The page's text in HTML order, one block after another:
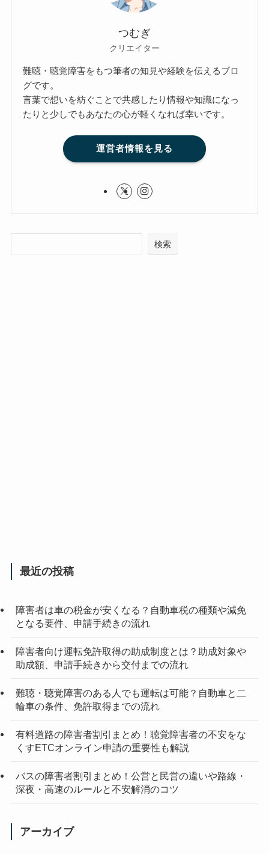
つむぎ
クリエイター
難聴・聴覚障害をもつ筆者の知見や経験を伝えるブロ
グです。
言葉で想いを紡ぐことで共感したり情報や知識になっ
たりと少しでもあなたの心が軽くなれば幸いです。
運営者情報を見る
検索
最近の投稿
障害者は車の税金が安くなる？自動車税の種類や減免
となる要件、申請手続きの流れ
障害者向け運転免許取得の助成制度とは？助成対象や
助成額、申請手続きから交付までの流れ
難聴・聴覚障害のある人でも運転は可能？自動車と二
輪車の条件、免許取得までの流れ
有料道路の障害者割引まとめ！聴覚障害者の不安をな
くすETCオンライン申請の重要性も解説
バスの障害者割引まとめ！公営と民営の違いや路線・
深夜・高速のルールと不安解消のコツ
アーカイブ